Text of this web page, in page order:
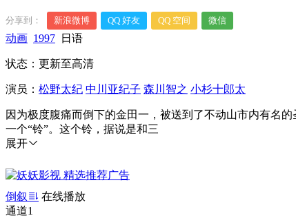
分享到： 新浪微博 QQ 好友 QQ 空间 微信
动画 1997 日语
状态：更新至高清
演员： 松野太纪 中川亚纪子 森川智之 小杉十郎太
因为极度腹痛而倒下的金田一，被送到了不动山市内有名
一个“铃”。这个铃，据说是和三
展开
倒叙
在线播放
通道1